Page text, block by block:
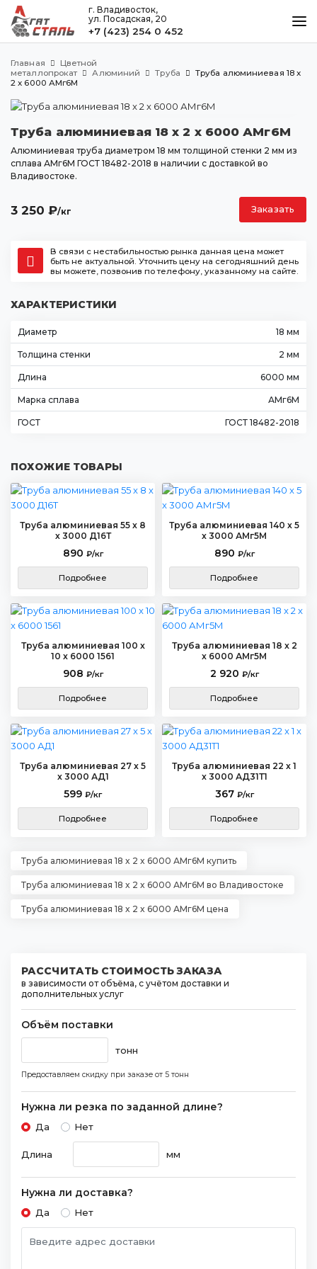
г. Владивосток,
ул. Посадская, 20
+7 (423) 254 0 452
МЕТАЛЛООБРАБОТКА
ДОСТАВКА И ОПЛАТА
Владивосток
+7 (423) 254 0 452
Главная
Цветной
металлопрокат
Алюминий Труба
Труба алюминиевая 18 x
2 x 6000 АМг6М
Труба алюминиевая 18 x 2 x 6000 АМг6М
Алюминиевая труба диаметром 18 мм толщиной стенки 2 мм из
сплава АМг6М ГОСТ 18482-2018 в наличии с доставкой во
Владивостоке.
3 250 ₽/кг Заказать
В связи с нестабильностью рынка данная цена может
быть не актуальной. Уточнить цену на сегодняшний день
вы можете, позвонив по телефону, указанному на сайте.
ХАРАКТЕРИСТИКИ
Диаметр 18 мм
Толщина стенки 2 мм
Длина 6000 мм
Марка сплава АМг6М
ГОСТ ГОСТ 18482-2018
ПОХОЖИЕ ТОВАРЫ
Труба алюминиевая 55 x 8
х 3000 Д16Т
890 ₽/кг
Подробнее
Труба алюминиевая 140 x 5
x 3000 АМг5М
890 ₽/кг
Подробнее
Труба алюминиевая 100 x
10 x 6000 1561
908 ₽/кг
Подробнее
Труба алюминиевая 18 x 2
x 6000 АМг5М
2 920 ₽/кг
Подробнее
Труба алюминиевая 27 x 5
x 3000 АД1
599 ₽/кг
Подробнее
Труба алюминиевая 22 x 1
x 3000 АД31Т1
367 ₽/кг
Подробнее
Труба алюминиевая 18 x 2 x 6000 АМг6М купить
Труба алюминиевая 18 x 2 x 6000 АМг6М во Владивостоке
Труба алюминиевая 18 x 2 x 6000 АМг6М цена
РАССЧИТАТЬ СТОИМОСТЬ ЗАКАЗА
в зависимости от объёма, с учётом доставки и
дополнительных услуг
Объём поставки
тонн
Предоставляем скидку при заказе от 5 тонн
Нужна ли резка по заданной длине?
Да Нет
Длина мм
Нужна ли доставка?
Да Нет